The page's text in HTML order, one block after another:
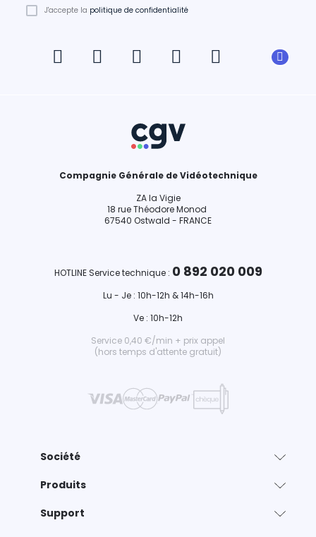
J'accepte la politique de confidentialité
Compagnie Générale de Vidéotechnique
ZA la Vigie
18 rue Théodore Monod
67540 Ostwald - FRANCE
HOTLINE Service technique : 0 892 020 009
Lu - Je : 10h-12h & 14h-16h
Ve : 10h-12h
Service 0,40 €/min + prix appel
(hors temps d'attente gratuit)
Société
Produits
Support